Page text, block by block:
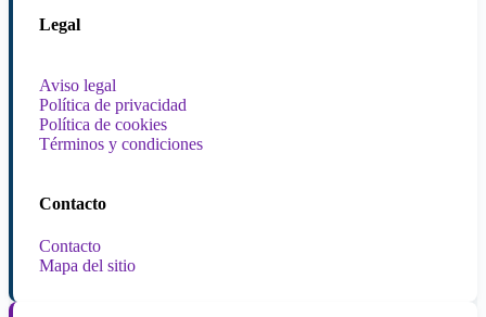
Legal
Aviso legal
Política de privacidad
Política de cookies
Términos y condiciones
Contacto
Contacto
Mapa del sitio